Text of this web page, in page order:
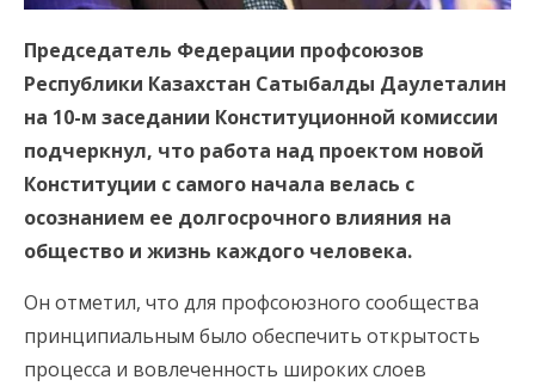
Председатель Федерации профсоюзов
Республики Казахстан Сатыбалды Даулеталин
на 10-м заседании Конституционной комиссии
подчеркнул, что работа над проектом новой
Конституции с самого начала велась с
осознанием ее долгосрочного влияния на
общество и жизнь каждого человека.
Он отметил, что для профсоюзного сообщества
принципиальным было обеспечить открытость
процесса и вовлеченность широких слоев